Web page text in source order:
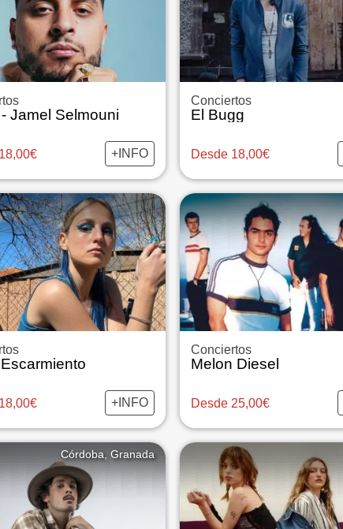
Jamel Selmouni
+INFO
Conciertos
El Bugg
Desde 18,00€
+INFO
Conciertos
Melon Diesel
Desde 25,00€
Córdoba, Granada